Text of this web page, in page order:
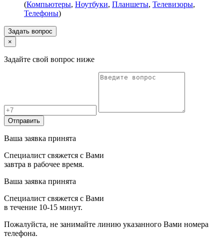
(Компьютеры, Ноутбуки, Планшеты, Телевизоры,
Телефоны)
Задать вопрос
×
Задайте свой вопрос ниже
Отправить
Ваша заявка принята
Специалист свяжется с Вами
завтра в рабочее время.
Ваша заявка принята
Специалист свяжется с Вами
в течение 10-15 минут.
Пожалуйста, не занимайте линию указанного Вами номера
телефона.